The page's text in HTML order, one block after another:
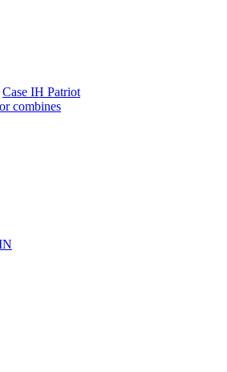
Case IH Patriot
combines